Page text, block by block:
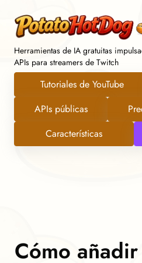
Herramientas de IA gratuitas
APIs para streamers de Twitch
Tutoriales de YouTube
APIs públicas
Características
Cómo